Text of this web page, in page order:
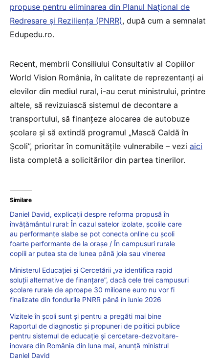
propuse pentru eliminarea din Planul Național de
Redresare și Reziliența (PNRR), după cum a semnalat
Edupedu.ro.
Recent, membrii Consiliului Consultativ al Copiilor
World Vision România, în calitate de reprezentanți ai
elevilor din mediul rural, i-au cerut ministrului, printre
altele, să revizuiască sistemul de decontare a
transportului, să finanțeze alocarea de autobuze
școlare și să extindă programul „Mască Caldă în
Școli”, prioritar în comunitățile vulnerabile – vezi aici
lista completă a solicitărilor din partea tinerilor.
Similare
Daniel David, explicații despre reforma propusă în
învățământul rural: În cazul satelor izolate, școlile care
au performanțe slabe se pot conecta online cu școli
foarte performante de la orașe / În campusuri rurale
copiii ar putea sta de lunea până joia sau vinerea
Ministerul Educației și Cercetării „va identifica rapid
soluții alternative de finanțare”, dacă cele trei campusuri
școlare rurale de aproape 30 milioane euro nu vor fi
finalizate din fondurile PNRR până în iunie 2026
Vizitele în școli sunt și pentru a pregăti mai bine
Raportul de diagnostic și propuneri de politici publice
pentru sistemul de educație și cercetare-dezvoltare-
inovare din România din luna mai, anunță ministrul
Daniel David